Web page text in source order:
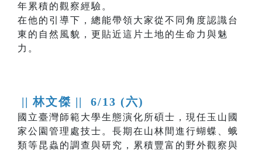
年累積的觀察經驗。
在他的引導下，總能帶領大家從不同角度認識台
東的自然風貌，更貼近這片土地的生命力與魅
力。
|| 林文傑 || 6/13 (六)
國立臺灣師範大學生態演化所碩士，現任玉山國
家公園管理處技士。長期在山林間進行蝴蝶、蛾
類等昆蟲的調查與研究，累積豐富的野外觀察與